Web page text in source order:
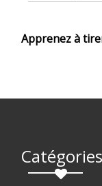
Apprenez à
Catégories